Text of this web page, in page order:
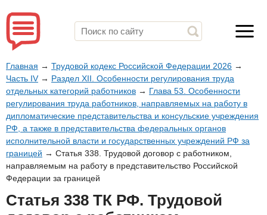
Главная → Трудовой кодекс Российской Федерации 2026 →
Часть IV→ Раздел XII. Особенности регулирования труда
отдельных категорий работников → Глава 53. Особенности
регулирования труда работников, направляемых на работу в
дипломатические представительства и консульские учреждения
РФ, а также в представительства федеральных органов
исполнительной власти и государственных учреждений РФ за
границей → Статья 338. Трудовой договор с работником,
направляемым на работу в представительство Российской
Федерации за границей
Статья 338 ТК РФ. Трудовой